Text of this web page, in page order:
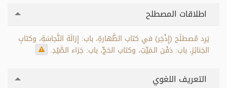
اطلاقات المصطلح
يَرِد مُصطلَح (إِذْخِر) في كتاب الطَّهارةِ، باب: إِزالَة النَّجاسَةِ، وكتابِ
الجَنائِزِ، باب: دَفْن الـمَيِّتِ، وكتاب الحَجِّ، باب: جَزاء الصَّيْدِ.
التعريف اللغوي